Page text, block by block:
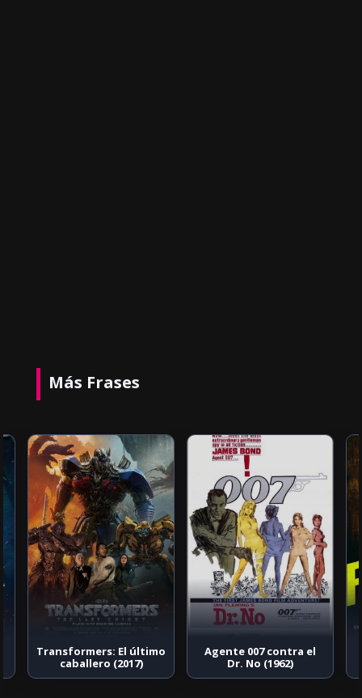
Más Frases
Transformers: El último
caballero (2017)
Agente 007 contra el
Dr. No (1962)